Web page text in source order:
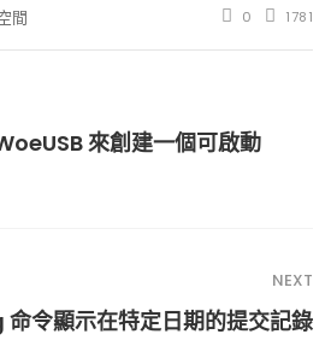
間 0 1781
來創建一個可啟動
NEXT
令顯示在特定日期的提交記錄